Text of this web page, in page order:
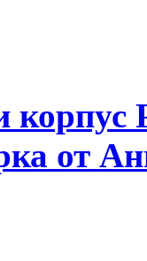
корпус
от